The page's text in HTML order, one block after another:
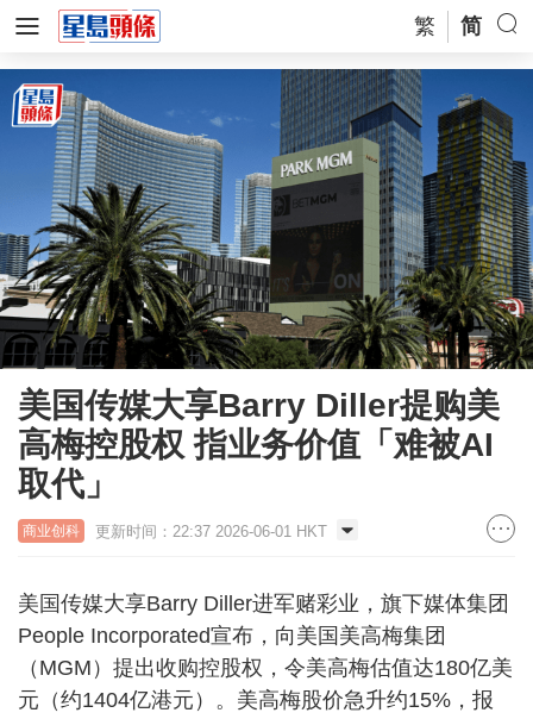
繁 简
美国传媒大享Barry Diller提购美
高梅控股权 指业务价值「难被AI
取代」
商业创科 更新时间：22:37 2026-06-01 HKT
美国传媒大享Barry Diller进军赌彩业，旗下媒体集团
People Incorporated宣布，向美国美高梅集团
（MGM）提出收购控股权，令美高梅估值达180亿美
元（约1404亿港元）。美高梅股价急升约15%，报